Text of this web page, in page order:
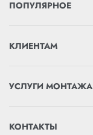
ПОПУЛЯРНОЕ
КЛИЕНТАМ
УСЛУГИ МОНТАЖА
КОНТАКТЫ